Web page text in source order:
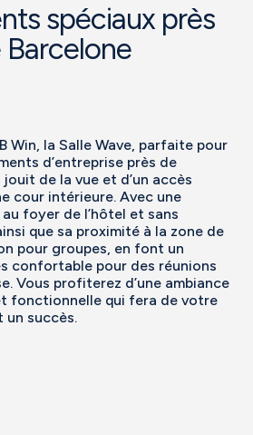
spéciaux près
Barcelone
Win, la Salle Wave, parfaite pour
d’entreprise près de
jouit de la vue et d’un accès
cour intérieure. Avec une
foyer de l’hôtel et sans
que sa proximité à la zone de
pour groupes, en font un
confortable pour des réunions
Vous profiterez d’une ambiance
fonctionnelle qui fera de votre
un succès.